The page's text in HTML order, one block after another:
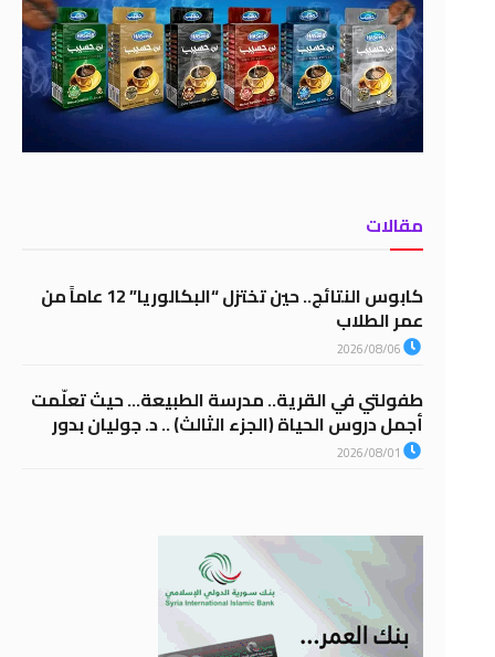
مقالات
كابوس النتائج.. حين تختزل “البكالوريا” 12 عاماً من
عمر الطلاب
2026/08/06
طفولتي في القرية.. مدرسة الطبيعة… حيث تعلّمت
أجمل دروس الحياة (الجزء الثالث) .. د. جوليان بدور
2026/08/01